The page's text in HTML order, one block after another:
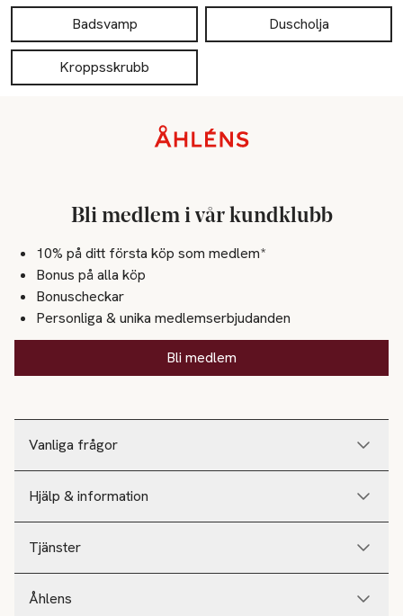
Badsvamp Duscholja
Kroppsskrubb
Vanliga frågor
Hjälp & information
Tjänster
Åhlens
Bli medlem i vår kundklubb
10% på ditt första köp som medlem*
Bonus på alla köp
Bonuscheckar
Personliga & unika medlemserbjudanden
Bli medlem